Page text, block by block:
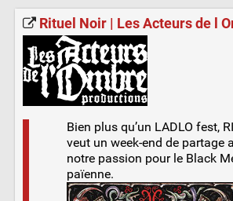
Rituel Noir | Les Acteurs de l
Bien plus qu’un LADLO fest,
veut un week-end de partage
notre passion pour le Black
païenne.